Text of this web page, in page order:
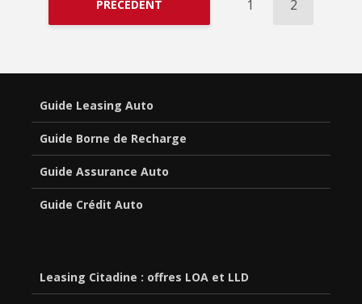
PRÉCÉDENT 1 2
Guide Leasing Auto
Guide Borne de Recharge
Guide Assurance Auto
Guide Crédit Auto
Leasing Citadine : offres LOA et LLD